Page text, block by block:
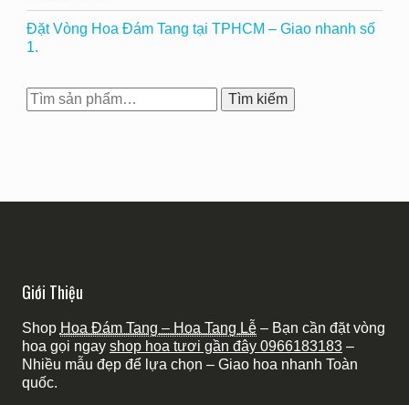
Đặt Vòng Hoa Đám Tang tại TPHCM – Giao nhanh số
1.
Tìm
kiếm:
Tìm kiếm
Giới Thiệu
Shop Hoa Đám Tang – Hoa Tang Lễ– Bạn cần đặt vòng
hoa gọi ngay shop hoa tươi gần đây 0966183183–
Nhiều mẫu đẹp để lựa chọn – Giao hoa nhanh Toàn
quốc.